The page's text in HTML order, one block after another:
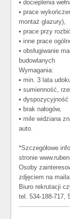
• docieplenia
• prace
montaż glazury),
• prace przy
• inne prace
• obsługiwanie
budowlanych
Wymagania:
• min. 3 lata
• sumienność,
•
• brak nałogów,
• mile widziana
auto.
*Szczegółowe
stronie
Osoby
zdjęciem na
Biuro rekrutacji
tel. 534-188-717,